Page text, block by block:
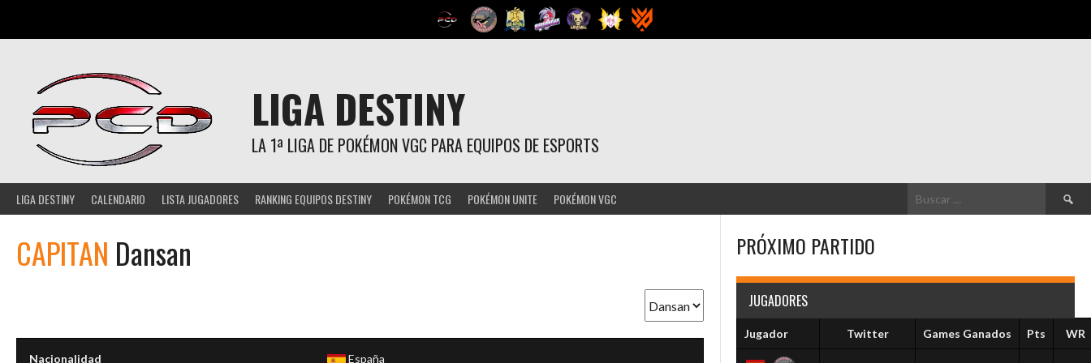
contenido
LIGA DESTINY
LA 1ª LIGA DE POKÉMON VGC PARA EQUIPOS DE ESPORTS
LIGA DESTINY CALENDARIO LISTA JUGADORES RANKING EQUIPOS DESTINY POKÉMON TCG POKÉMON UNITE POKÉMON VGC Buscar:
CAPITAN Dansan
Nacionalidad España
PRÓXIMO PARTIDO
JUGADORES
Jugador Twitter Games Ganados Pts WR